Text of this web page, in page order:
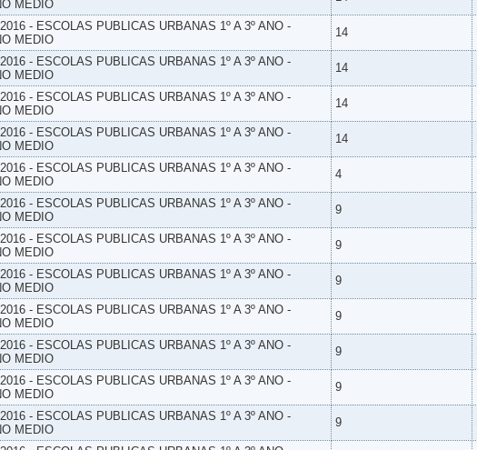
MEDIO
- ESCOLAS PUBLICAS URBANAS 1º A 3º ANO -
MEDIO
14
- ESCOLAS PUBLICAS URBANAS 1º A 3º ANO -
MEDIO
14
- ESCOLAS PUBLICAS URBANAS 1º A 3º ANO -
MEDIO
14
- ESCOLAS PUBLICAS URBANAS 1º A 3º ANO -
MEDIO
14
- ESCOLAS PUBLICAS URBANAS 1º A 3º ANO -
MEDIO
4
- ESCOLAS PUBLICAS URBANAS 1º A 3º ANO -
MEDIO
9
- ESCOLAS PUBLICAS URBANAS 1º A 3º ANO -
MEDIO
9
- ESCOLAS PUBLICAS URBANAS 1º A 3º ANO -
MEDIO
9
- ESCOLAS PUBLICAS URBANAS 1º A 3º ANO -
MEDIO
9
- ESCOLAS PUBLICAS URBANAS 1º A 3º ANO -
MEDIO
9
- ESCOLAS PUBLICAS URBANAS 1º A 3º ANO -
MEDIO
9
- ESCOLAS PUBLICAS URBANAS 1º A 3º ANO -
MEDIO
9